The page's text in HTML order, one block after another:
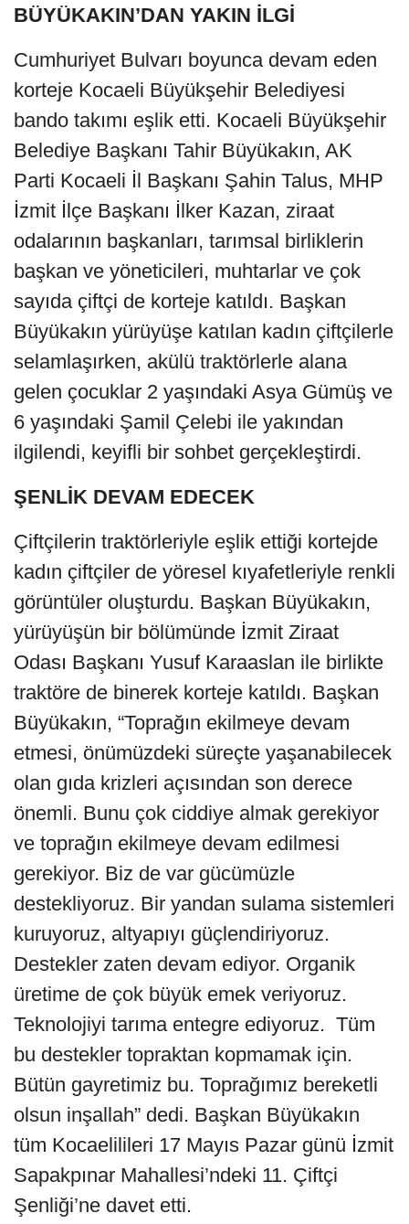
BÜYÜKAKIN’DAN YAKIN İLGİ
Cumhuriyet Bulvarı boyunca devam eden
korteje Kocaeli Büyükşehir Belediyesi
bando takımı eşlik etti. Kocaeli Büyükşehir
Belediye Başkanı Tahir Büyükakın, AK
Parti Kocaeli İl Başkanı Şahin Talus, MHP
İzmit İlçe Başkanı İlker Kazan, ziraat
odalarının başkanları, tarımsal birliklerin
başkan ve yöneticileri, muhtarlar ve çok
sayıda çiftçi de korteje katıldı. Başkan
Büyükakın yürüyüşe katılan kadın çiftçilerle
selamlaşırken, akülü traktörlerle alana
gelen çocuklar 2 yaşındaki Asya Gümüş ve
6 yaşındaki Şamil Çelebi ile yakından
ilgilendi, keyifli bir sohbet gerçekleştirdi.
ŞENLİK DEVAM EDECEK
Çiftçilerin traktörleriyle eşlik ettiği kortejde
kadın çiftçiler de yöresel kıyafetleriyle renkli
görüntüler oluşturdu. Başkan Büyükakın,
yürüyüşün bir bölümünde İzmit Ziraat
Odası Başkanı Yusuf Karaaslan ile birlikte
traktöre de binerek korteje katıldı. Başkan
Büyükakın, “Toprağın ekilmeye devam
etmesi, önümüzdeki süreçte yaşanabilecek
olan gıda krizleri açısından son derece
önemli. Bunu çok ciddiye almak gerekiyor
ve toprağın ekilmeye devam edilmesi
gerekiyor. Biz de var gücümüzle
destekliyoruz. Bir yandan sulama sistemleri
kuruyoruz, altyapıyı güçlendiriyoruz.
Destekler zaten devam ediyor. Organik
üretime de çok büyük emek veriyoruz.
Teknolojiyi tarıma entegre ediyoruz. Tüm
bu destekler topraktan kopmamak için.
Bütün gayretimiz bu. Toprağımız bereketli
olsun inşallah” dedi. Başkan Büyükakın
tüm Kocaelilileri 17 Mayıs Pazar günü İzmit
Sapakpınar Mahallesi’ndeki 11. Çiftçi
Şenliği’ne davet etti.